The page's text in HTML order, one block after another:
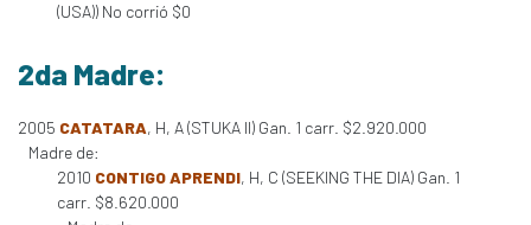
(USA)) No corrió $0
2da Madre:
2005 CATATARA, H, A (STUKA II) Gan. 1 carr. $2.920.000
Madre de:
2010 CONTIGO APRENDI, H, C (SEEKING THE DIA) Gan. 1
carr. $8.620.000